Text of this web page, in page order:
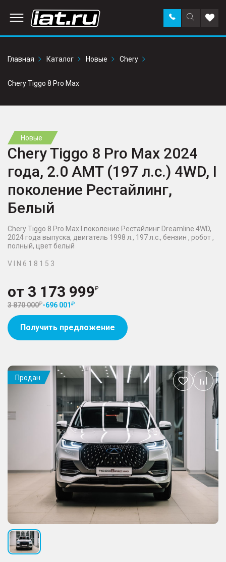
Поиск
по
Заказать
звонок в
Главная
Каталог Новые Chery
Chery Tiggo 8 Pro Max
Новые
Chery Tiggo 8 Pro Max 2024
года, 2.0 AMT (197 л.с.) 4WD, I
поколение Рестайлинг,
Белый
Chery Tiggo 8 Pro Max I поколение Рестайлинг Dreamline 4WD,
2024 года выпуска, двигатель 1998 л., 197 л.с., бензин , робот ,
полный, цвет белый
V I N 6 1 8 1 5 3
от 3 173 999
3 870 000 -696 001
Получить предложение
Продан
Добавить
в
избранное